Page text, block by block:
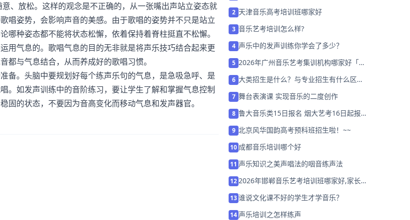
、放松。这样的观念是不正确的，从一张嘴出声站立姿态就
唱姿势，会影响声音的美感。由于歌唱的姿势并不只是站立
种姿态都不能将状态松懈，依着保持着脊柱挺直不松懈。
用气息的。歌唱气息的目的无非就是将声乐技巧结合起来更
都与气息结合，从而养成好的歌唱习惯。
备。头脑中要规划好每个练声乐句的气息，是急吸急呼、是
。如发声训练中的音阶练习，要让学生了解和掌握气息控制
的状态，不要因为音高变化而移动气息和发声器官。
2 天津音乐高考培训班哪家好
3 音乐艺考培训怎么样?
4 声乐中的发声训练你学会了多少？
5 2026年广州音乐艺考集训机构哪家好「考
6 大类招生是什么？与专业招生有什么区
7 舞台表演课 实现音乐的二度创作
8 鲁大音乐类15日报名 烟大艺考16日起报
9 北京风华国韵高考预科班招生啦！~~
10 成都音乐培训哪个好
11 声乐知识之美声唱法的咽音练声法
122026年邯郸音乐艺考培训班哪家好,家长
13谁说文化课不好的学生才学音乐？
14 声乐培训之怎样练声